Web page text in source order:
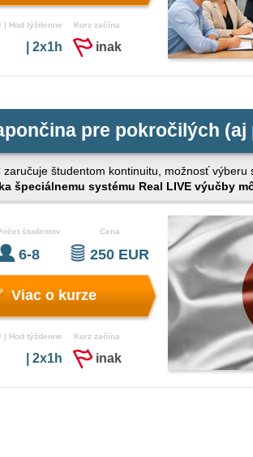
| Hod týždenne
| 2x1h
Kurz začína
inak
pre pokročilých (aj
zaručuje študentom kontinuitu, možnosť
špeciálnemu systému Real LIVE výučby
študentov
6-8
Cena
250 EUR
Viac o kurze
| Hod týždenne
| 2x1h
Kurz začína
inak